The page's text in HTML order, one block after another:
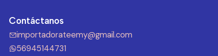
Contáctanos
importadorateemy@gmail.com
56945144731